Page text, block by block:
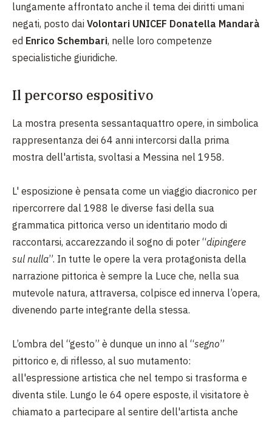
lungamente affrontato anche il tema dei diritti umani
negati, posto dai Volontari UNICEF Donatella Mandarà
ed Enrico Schembari, nelle loro competenze
specialistiche giuridiche.
Il percorso espositivo
La mostra presenta sessantaquattro opere, in simbolica
rappresentanza dei 64 anni intercorsi dalla prima
mostra dell'artista, svoltasi a Messina nel 1958.
L' esposizione è pensata come un viaggio diacronico per
ripercorrere dal 1988 le diverse fasi della sua
grammatica pittorica verso un identitario modo di
raccontarsi, accarezzando il sogno di poter “dipingere
sul nulla”. In tutte le opere la vera protagonista della
narrazione pittorica è sempre la Luce che, nella sua
mutevole natura, attraversa, colpisce ed innerva l’opera,
divenendo parte integrante della stessa.
L’ombra del “gesto” è dunque un inno al “segno”
pittorico e, di riflesso, al suo mutamento:
all'espressione artistica che nel tempo si trasforma e
diventa stile. Lungo le 64 opere esposte, il visitatore è
chiamato a partecipare al sentire dell'artista anche